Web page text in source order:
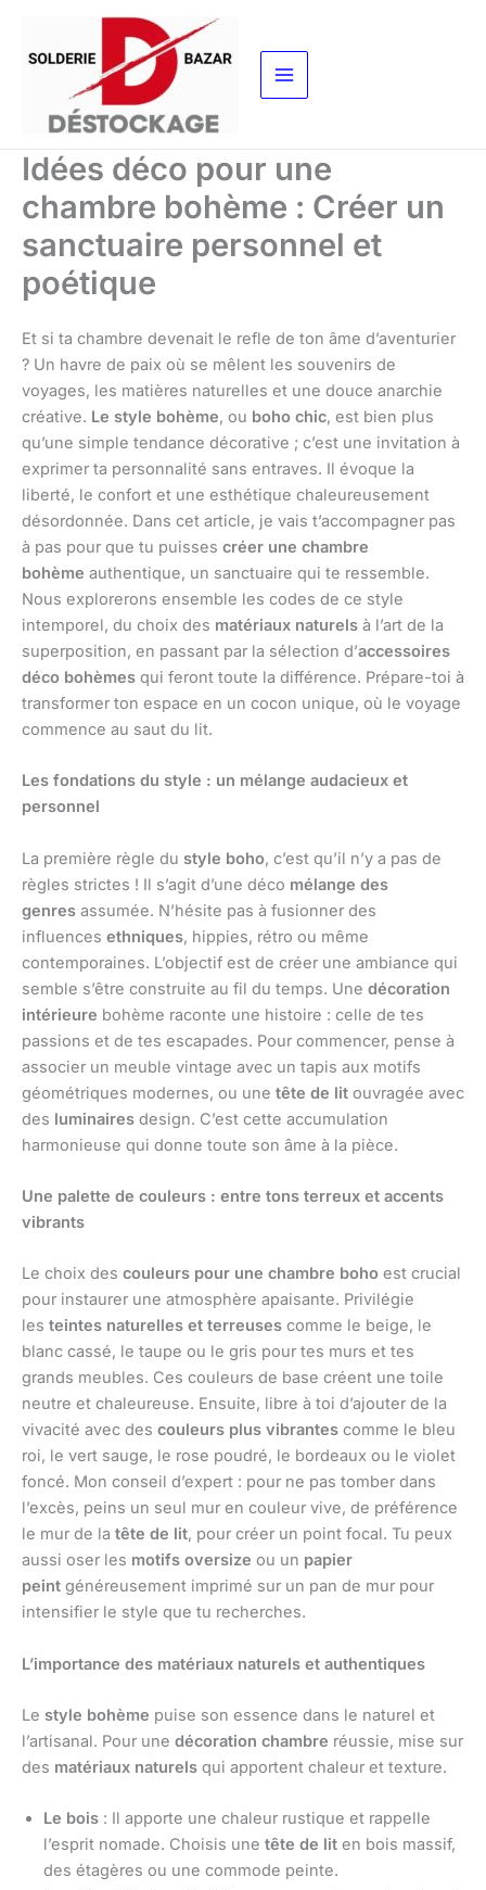
contenu
Idées déco pour une
chambre bohème : Créer un
sanctuaire personnel et
poétique
Et si ta chambre devenait le refle de ton âme d’aventurier
? Un havre de paix où se mêlent les souvenirs de
voyages, les matières naturelles et une douce anarchie
créative. Le style bohème, ou boho chic, est bien plus
qu’une simple tendance décorative ; c’est une invitation à
exprimer ta personnalité sans entraves. Il évoque la
liberté, le confort et une esthétique chaleureusement
désordonnée. Dans cet article, je vais t’accompagner pas
à pas pour que tu puisses créer une chambre
bohème authentique, un sanctuaire qui te ressemble.
Nous explorerons ensemble les codes de ce style
intemporel, du choix des matériaux naturels à l’art de la
superposition, en passant par la sélection d’accessoires
déco bohèmes qui feront toute la différence. Prépare-toi à
transformer ton espace en un cocon unique, où le voyage
commence au saut du lit.
Les fondations du style : un mélange audacieux et
personnel
La première règle du style boho, c’est qu’il n’y a pas de
règles strictes ! Il s’agit d’une déco mélange des
genres assumée. N’hésite pas à fusionner des
influences ethniques, hippies, rétro ou même
contemporaines. L’objectif est de créer une ambiance qui
semble s’être construite au fil du temps. Une décoration
intérieure bohème raconte une histoire : celle de tes
passions et de tes escapades. Pour commencer, pense à
associer un meuble vintage avec un tapis aux motifs
géométriques modernes, ou une tête de lit ouvragée avec
des luminaires design. C’est cette accumulation
harmonieuse qui donne toute son âme à la pièce.
Une palette de couleurs : entre tons terreux et accents
vibrants
Le choix des couleurs pour une chambre boho est crucial
pour instaurer une atmosphère apaisante. Privilégie
les teintes naturelles et terreuses comme le beige, le
blanc cassé, le taupe ou le gris pour tes murs et tes
grands meubles. Ces couleurs de base créent une toile
neutre et chaleureuse. Ensuite, libre à toi d’ajouter de la
vivacité avec des couleurs plus vibrantes comme le bleu
roi, le vert sauge, le rose poudré, le bordeaux ou le violet
foncé. Mon conseil d’expert : pour ne pas tomber dans
l’excès, peins un seul mur en couleur vive, de préférence
le mur de la tête de lit, pour créer un point focal. Tu peux
aussi oser les motifs oversize ou un papier
peint généreusement imprimé sur un pan de mur pour
intensifier le style que tu recherches.
L’importance des matériaux naturels et authentiques
Le style bohème puise son essence dans le naturel et
l’artisanal. Pour une décoration chambre réussie, mise sur
des matériaux naturels qui apportent chaleur et texture.
Le bois : Il apporte une chaleur rustique et rappelle
l’esprit nomade. Choisis une tête de lit en bois massif,
des étagères ou une commode peinte.